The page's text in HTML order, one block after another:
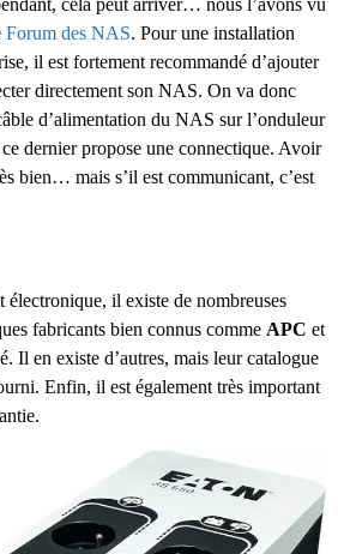
cela peut arriver… nous l’avons vu
Forum des NAS. Pour une installation
il est fortement recommandé d’ajouter
directement son NAS. On va donc
d’alimentation du NAS sur l’onduleur
dernier propose une connectique. Avoir
bien… mais s’il est communicant, c’est
il existe de nombreuses
fabricants bien connus comme APC et
Il en existe d’autres, mais leur catalogue
Enfin, il est également très important